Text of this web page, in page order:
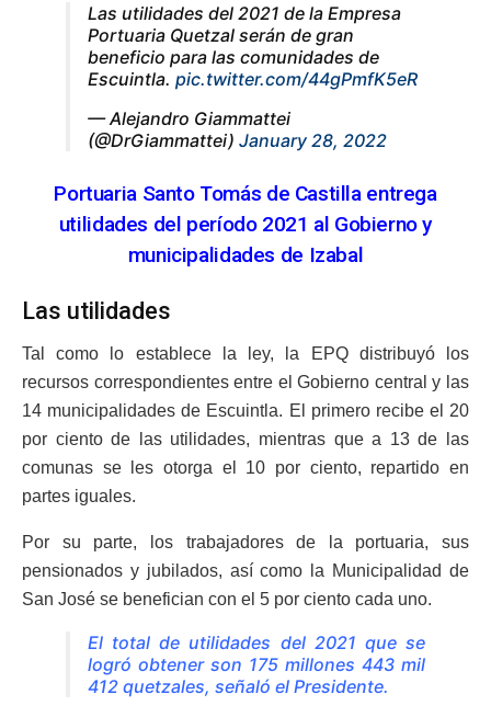
Las utilidades del 2021 de la Empresa
Portuaria Quetzal serán de gran
beneficio para las comunidades de
Escuintla. pic.twitter.com/44gPmfK5eR
— Alejandro Giammattei
(@DrGiammattei) January 28, 2022
Portuaria Santo Tomás de Castilla entrega
utilidades del período 2021 al Gobierno y
municipalidades de Izabal
Las utilidades
Tal como lo establece la ley, la EPQ distribuyó los
recursos correspondientes entre el Gobierno central y las
14 municipalidades de Escuintla. El primero recibe el 20
por ciento de las utilidades, mientras que a 13 de las
comunas se les otorga el 10 por ciento, repartido en
partes iguales.
Por su parte, los trabajadores de la portuaria, sus
pensionados y jubilados, así como la Municipalidad de
San José se benefician con el 5 por ciento cada uno.
El total de utilidades del 2021 que se
logró obtener son 175 millones 443 mil
412 quetzales, señaló el Presidente.